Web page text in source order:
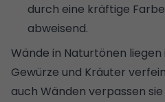
durch eine kräftige
abweisend.
Wände in Naturtönen liegen
Gewürze und Kräuter
auch Wänden verpassen